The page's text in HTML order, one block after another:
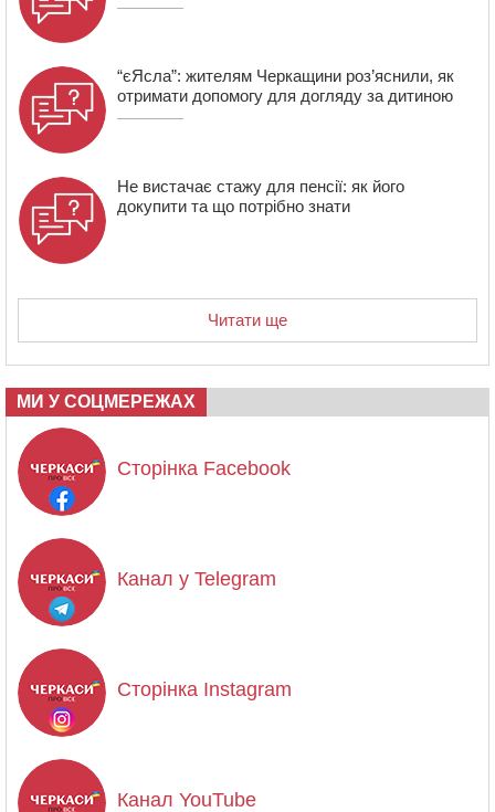
“єЯсла”: жителям Черкащини роз’яснили, як
отримати допомогу для догляду за дитиною
Не вистачає стажу для пенсії: як його
докупити та що потрібно знати
Читати ще
МИ У СОЦМЕРЕЖАХ
Сторінка Facebook
Канал у Telegram
Сторінка Instagram
Канал YouTube